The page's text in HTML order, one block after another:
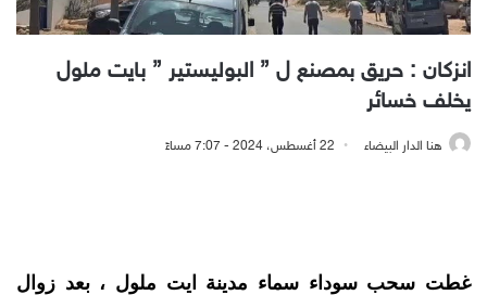
انزكان : حريق بمصنع ل ” البوليستير ” بايت ملول
يخلف خسائر
هنا الدار البيضاء 22 أغسطس، 2024 - 7:07 مساءً
غطت سحب سوداء سماء مدينة ايت ملول ، بعد زوال